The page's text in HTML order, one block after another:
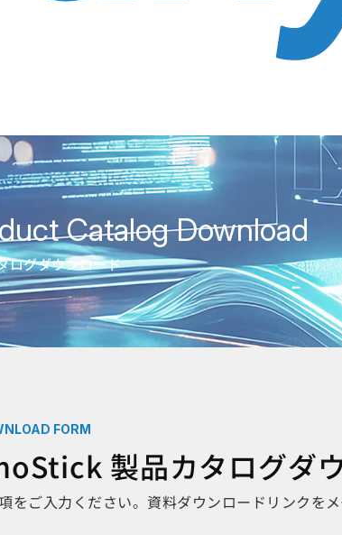
Catalog Download
ログダウンロード
FORM
製品カタログダ
をご入力ください。資料ダウンロードリンクをメ